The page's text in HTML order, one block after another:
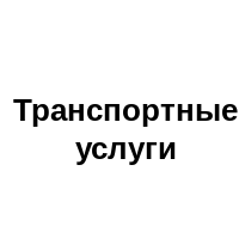
Транспортные
услуги